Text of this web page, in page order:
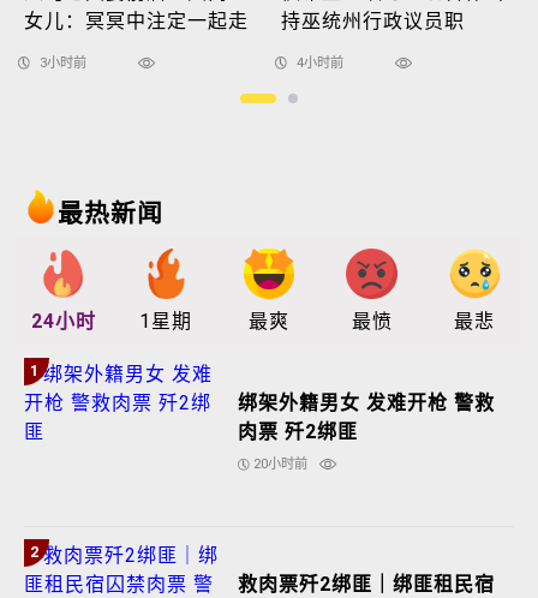
女儿：冥冥中注定一起走
3小时前
持巫统州行政议员职
4小时前
最热新闻
24小时 1星期 最爽 最愤 最悲
1
绑架外籍男女 发难开枪 警救
肉票 歼2绑匪
20小时前
2
救肉票歼2绑匪｜绑匪租民宿